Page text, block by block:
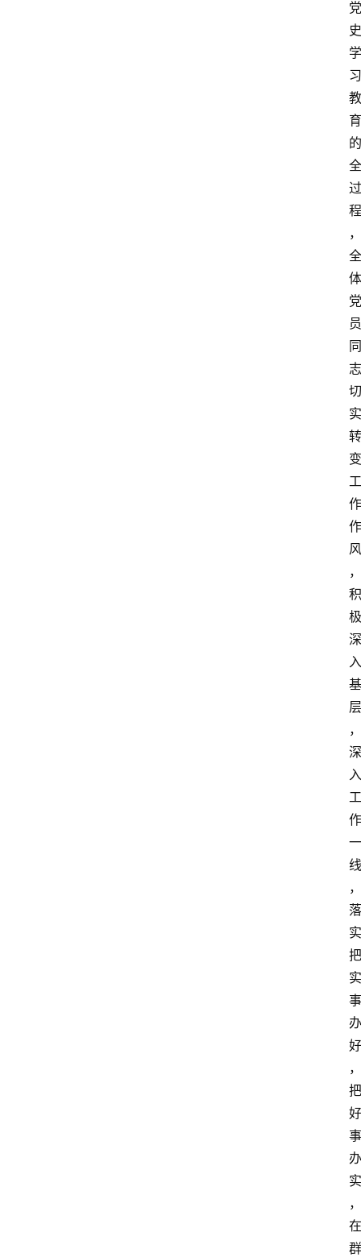
党
史
学
习
教
育
的
全
过
程
，
全
体
党
员
同
志
切
实
转
变
工
作
作
风
，
积
极
深
入
基
层
，
深
入
工
作
一
线
，
落
实
把
实
事
办
好
，
把
好
事
办
实
，
在
群